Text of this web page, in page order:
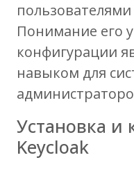
Понимание его
конфигурации
навыком для
Установка и
Keycloak